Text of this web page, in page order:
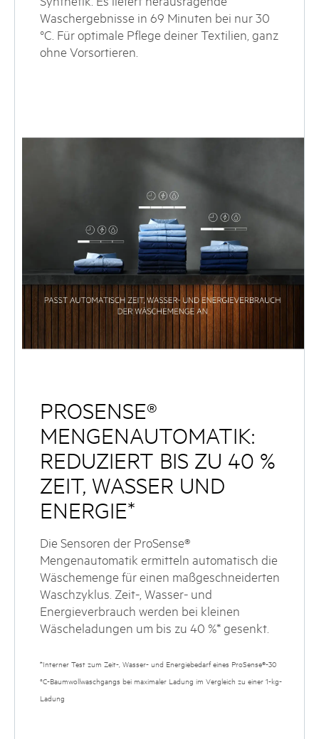
Waschergebnisse in 69 Minuten bei nur 30
°C. Für optimale Pflege deiner Textilien, ganz
ohne Vorsortieren.
PROSENSE®
MENGENAUTOMATIK:
REDUZIERT BIS ZU 40 %
ZEIT, WASSER UND
ENERGIE*
Die Sensoren der ProSense®
Mengenautomatik ermitteln automatisch die
Wäschemenge für einen maßgeschneiderten
Waschzyklus. Zeit-, Wasser- und
Energieverbrauch werden bei kleinen
Wäscheladungen um bis zu 40 %* gesenkt.
*Interner Test zum Zeit-, Wasser- und Energiebedarf eines ProSense®-30
°C-Baumwollwaschgangs bei maximaler Ladung im Vergleich zu einer 1-kg-
Ladung